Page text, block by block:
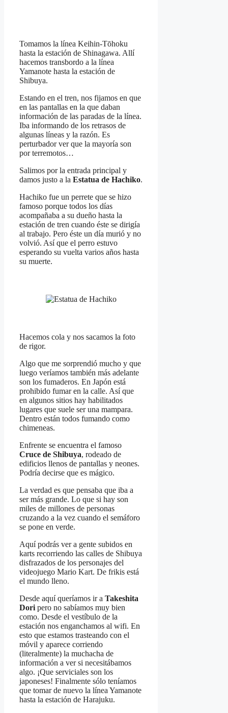
Tomamos la línea Keihin-Tōhoku
hasta la estación de Shinagawa. Allí
hacemos transbordo a la línea
Yamanote hasta la estación de
Shibuya.
Estando en el tren, nos fijamos en que
en las pantallas en la que daban
información de las paradas de la línea.
Iba informando de los retrasos de
algunas líneas y la razón. Es
perturbador ver que la mayoría son
por terremotos…
Salimos por la entrada principal y
damos justo a la Estatua de Hachiko.
Hachiko fue un perrete que se hizo
famoso porque todos los días
acompañaba a su dueño hasta la
estación de tren cuando éste se dirigía
al trabajo. Pero éste un día murió y no
volvió. Así que el perro estuvo
esperando su vuelta varios años hasta
su muerte.
Hacemos cola y nos sacamos la foto
de rigor.
Algo que me sorprendió mucho y que
luego veríamos también más adelante
son los fumaderos. En Japón está
prohibido fumar en la calle. Así que
en algunos sitios hay habilitados
lugares que suele ser una mampara.
Dentro están todos fumando como
chimeneas.
Enfrente se encuentra el famoso
Cruce de Shibuya, rodeado de
edificios llenos de pantallas y neones.
Podría decirse que es mágico.
La verdad es que pensaba que iba a
ser más grande. Lo que si hay son
miles de millones de personas
cruzando a la vez cuando el semáforo
se pone en verde.
Aquí podrás ver a gente subidos en
karts recorriendo las calles de Shibuya
disfrazados de los personajes del
videojuego Mario Kart. De frikis está
el mundo lleno.
Desde aquí queríamos ir a Takeshita
Dori pero no sabíamos muy bien
como. Desde el vestíbulo de la
estación nos enganchamos al wifi. En
esto que estamos trasteando con el
móvil y aparece corriendo
(literalmente) la muchacha de
información a ver si necesitábamos
algo. ¡Que serviciales son los
japoneses! Finalmente sólo teníamos
que tomar de nuevo la línea Yamanote
hasta la estación de Harajuku.